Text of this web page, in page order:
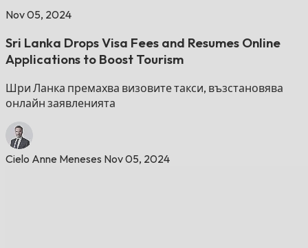
Nov 05, 2024
Sri Lanka Drops Visa Fees and Resumes Online
Applications to Boost Tourism
Шри Ланка премахва визовите такси, възстановява
онлайн заявленията
Cielo Anne Meneses Nov 05, 2024